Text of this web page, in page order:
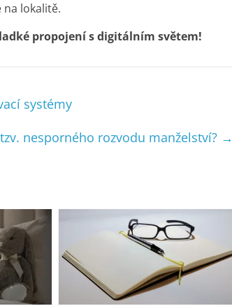
lokalitě.
propojení s digitálním světem!
systémy
nesporného rozvodu manželství? →